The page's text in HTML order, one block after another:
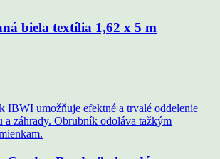
biela textília 1,62 x 5 m